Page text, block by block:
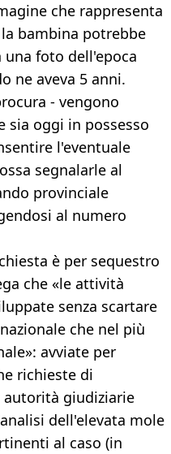
che rappresenta
bambina potrebbe
una foto dell'epoca
ne aveva 5 anni.
- vengono
sia oggi in possesso
l'eventuale
segnalarle al
provinciale
al numero
è per sequestro
che «le attività
senza scartare
che nel più
avviate per
richieste di
autorità giudiziarie
dell'elevata mole
al caso (in